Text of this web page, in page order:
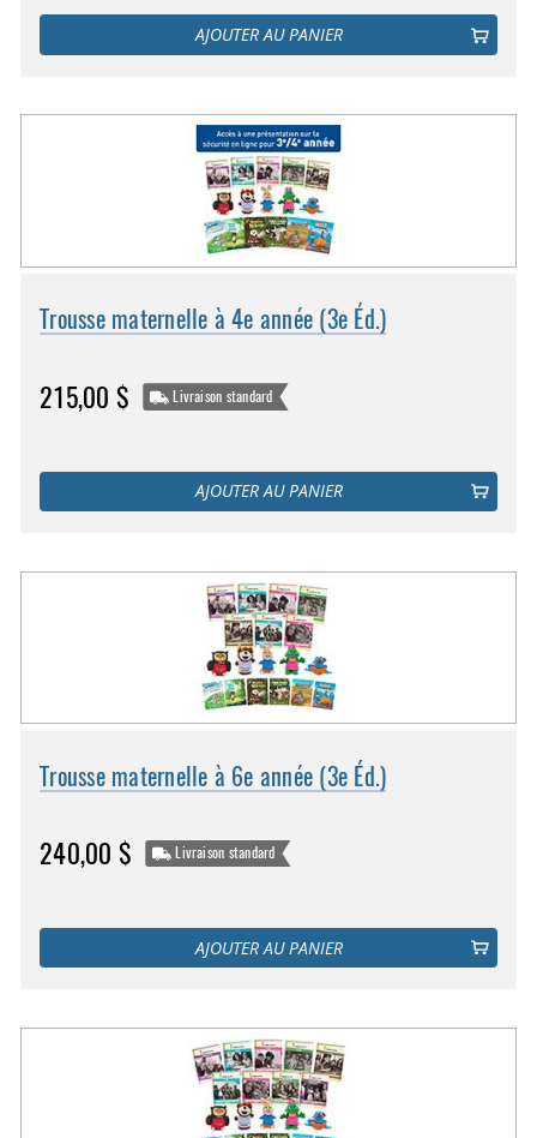
AJOUTER AU PANIER
Trousse maternelle à 4e année (3e Éd.)
215,00 $ Livraison standard
AJOUTER AU PANIER
Trousse maternelle à 6e année (3e Éd.)
240,00 $ Livraison standard
AJOUTER AU PANIER